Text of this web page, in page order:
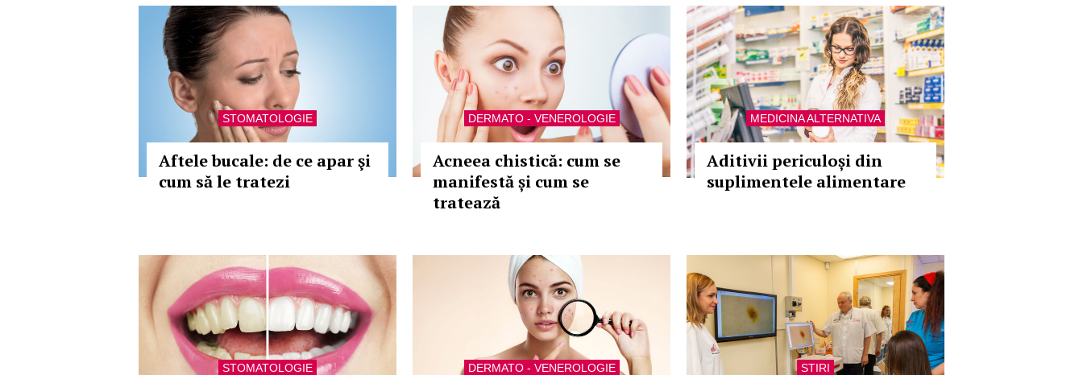
STOMATOLOGIE
Aftele bucale: de ce apar şi
cum să le tratezi
DERMATO - VENEROLOGIE
Acneea chistică: cum se
manifestă și cum se
tratează
MEDICINA ALTERNATIVA
Aditivii periculoși din
suplimentele alimentare
STOMATOLOGIE DERMATO - VENEROLOGIE STIRI